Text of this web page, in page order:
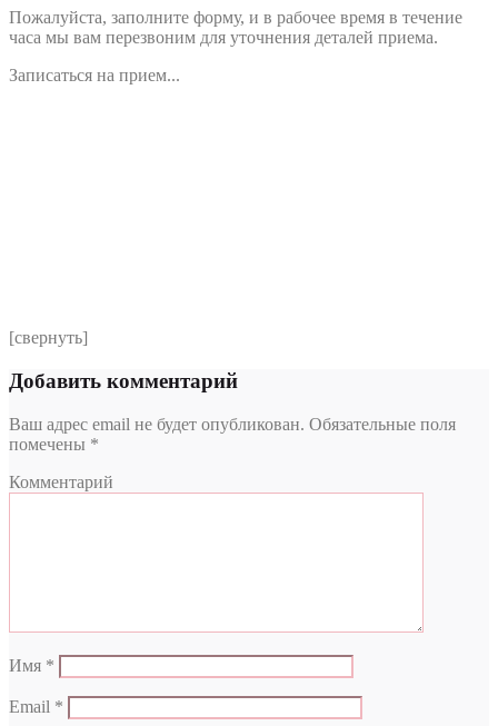
Пожалуйста, заполните форму, и в рабочее время в течение
часа мы вам перезвоним для уточнения деталей приема.
Записаться на прием...
[свернуть]
Добавить комментарий
Ваш адрес email не будет опубликован. Обязательные поля
помечены *
Комментарий
Имя *
Email *